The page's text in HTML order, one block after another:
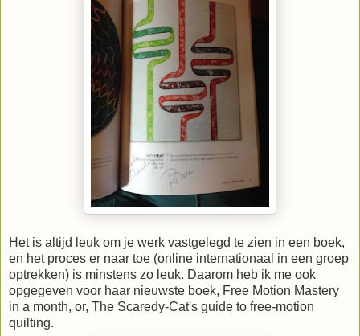
Het is altijd leuk om je werk vastgelegd te zien in een boek,
en het proces er naar toe (online internationaal in een groep
optrekken) is minstens zo leuk. Daarom heb ik me ook
opgegeven voor haar nieuwste boek, Free Motion Mastery
in a month, or, The Scaredy-Cat's guide to free-motion
quilting.